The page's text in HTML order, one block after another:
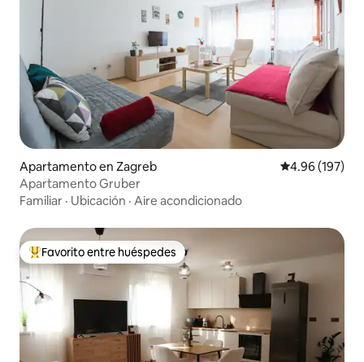
Apartamento en Zagreb Calificación
4.96 (197)
Apartamento Gruber
Familiar · Ubicación · Aire acondicionado
Favorito entre huéspedes preferido
Favorito entre huéspedes